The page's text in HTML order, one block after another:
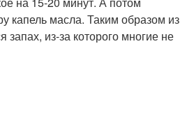
капель масла. Таким образом из
запах, из-за которого многие не